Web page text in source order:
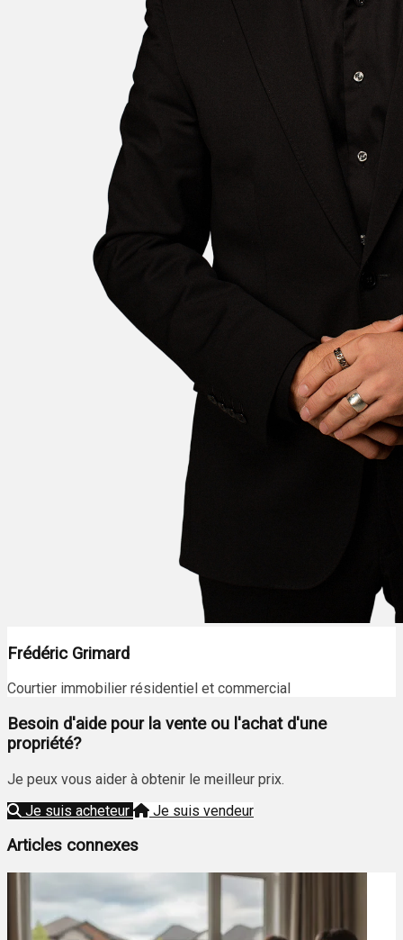
Frédéric Grimard
Courtier immobilier résidentiel et commercial
Besoin d'aide pour la vente ou l'achat d'une
propriété?
Je peux vous aider à obtenir le meilleur prix.
Je suis acheteur
Je suis vendeur
Articles connexes